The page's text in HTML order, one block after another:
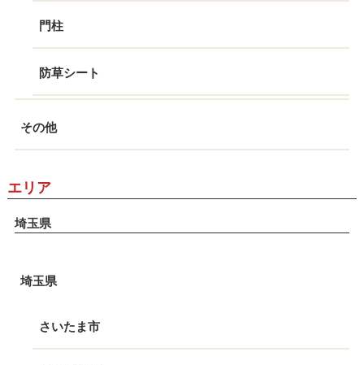
門柱
防草シート
その他
エリア
埼玉県
埼玉県
さいたま市